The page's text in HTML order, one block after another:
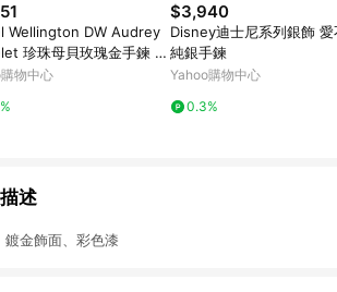
Wellington DW Audrey
珍珠母貝玫瑰金手鍊 -
物中心
$3,940
Disney迪士尼系列銀飾 愛
純銀手鍊
Yahoo購物中心
0.3%
述
鍍金飾面、彩色漆